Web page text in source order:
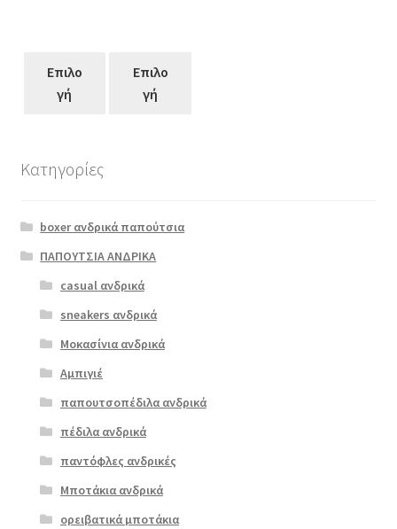
Επιλο
γή
Επιλο
γή
scarpy 147
μαύρο
λουστρίνι
€55.00
προϊόν
έχει
πολλαπλές
επιλογές
μπορούν
επιλεγούν
στη
σελίδα
προϊόντος
Κατηγορίες
boxer ανδρικά παπούτσια
ΠΑΠΟΥΤΣΙΑ ΑΝΔΡΙΚΑ
casual ανδρικά
sneakers ανδρικά
Μοκασίνια ανδρικά
Αμπιγιέ
παπουτσοπέδιλα ανδρικά
πέδιλα ανδρικά
παντόφλες ανδρικές
Μποτάκια ανδρικά
ορειβατικά μποτάκια